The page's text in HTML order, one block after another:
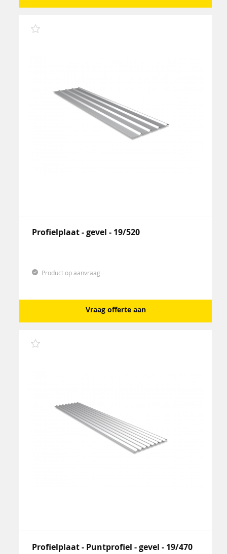
Profielplaat - gevel - 19/520
Product op aanvraag
Vraag offerte aan
Profielplaat - Puntprofiel - gevel - 19/470